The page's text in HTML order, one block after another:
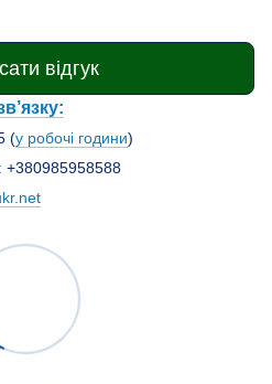
відгук
(у робочі години)
+380985958588